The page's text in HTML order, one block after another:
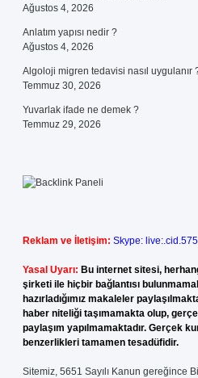
Ağustos 4, 2026
Anlatım yapısı nedir ?
Ağustos 4, 2026
Algoloji migren tedavisi nasıl uygulanır
Temmuz 30, 2026
Yuvarlak ifade ne demek ?
Temmuz 29, 2026
Reklam ve İletişim: Skype:
Yasal Uyarı: Bu internet sitesi,
şirketi ile hiçbir bağlantısı
hazırladığımız makaleler
haber niteliği taşımamakta olup,
paylaşım yapılmamaktadır. Gerçek
benzerlikleri tamamen tesadüfidir.
Sitemiz, 5651 Sayılı Kanun gereğince